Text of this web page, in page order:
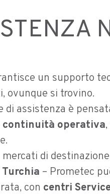
un supporto
ovunque si trovino.
di assistenza è
continuità operativa
di
– Prometec
con centri